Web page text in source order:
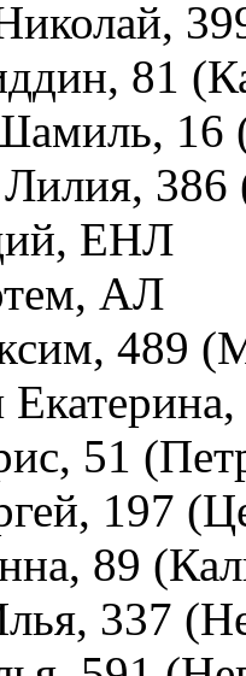
81
16
386
ЕНЛ
АЛ
489
51
197
89
337